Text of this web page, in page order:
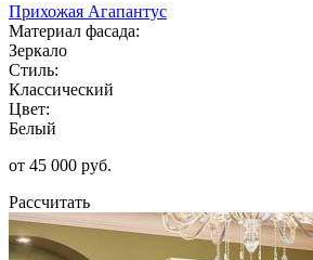
Прихожая Агапантус
Материал фасада:
Зеркало
Стиль:
Классический
Цвет:
Белый
от 45 000 руб.
Рассчитать